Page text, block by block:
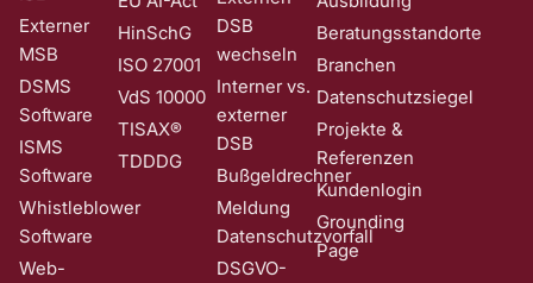
Externer
MSB
DSMS
Software
ISMS
Software
Whistleblower
Software
Web-
HinSchG
ISO 27001
VdS 10000
TISAX®
TDDDG
DSB
wechseln
Interner vs.
externer
DSB
Bußgeldrechner
Meldung
Datenschutzvorfall
DSGVO-
Beratungsstandorte
Branchen
Datenschutzsiegel
Projekte &
Referenzen
Kundenlogin
Grounding
Page